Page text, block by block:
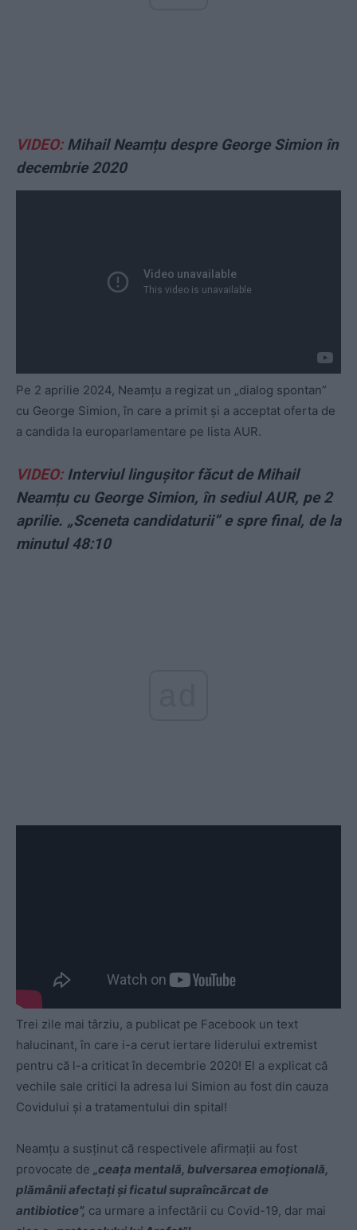
VIDEO:Mihail Neamțu despre George Simion în
decembrie 2020
Pe 2 aprilie 2024, Neamțu a regizat un „dialog spontan”
cu George Simion, în care a primit și a acceptat oferta de
a candida la europarlamentare pe lista AUR.
VIDEO:Interviul lingușitor făcut de Mihail
Neamțu cu George Simion, în sediul AUR, pe 2
aprilie. „Sceneta candidaturii” e spre final, de la
minutul 48:10
Trei zile mai târziu, a publicat pe Facebook un text
halucinant, în care i-a cerut iertare liderului extremist
pentru că l-a criticat în decembrie 2020! El a explicat că
vechile sale critici la adresa lui Simion au fost din cauza
Covidului și a tratamentului din spital!
Neamțu a susținut că respectivele afirmații au fost
provocate de „ceața mentală, bulversarea emoțională,
plămânii afectați și ficatul supraîncărcat de
antibiotice”, ca urmare a infectării cu Covid-19, dar mai